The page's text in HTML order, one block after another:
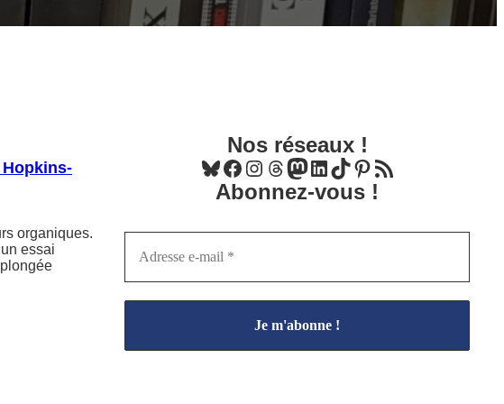
organiques.
essai
Nos réseaux !
Bluesky Facebook Instagram Threads Mastodon LinkedIn TikTok Pinterest
Flux RSS
Abonnez-vous !